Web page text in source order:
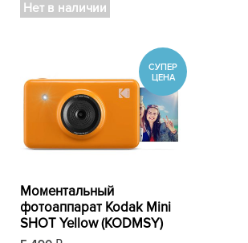
Нет в наличии
Моментальный
фотоаппарат Kodak Mini
SHOT Yellow (KODMSY)